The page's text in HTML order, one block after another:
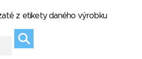
z etikety daného výrobku